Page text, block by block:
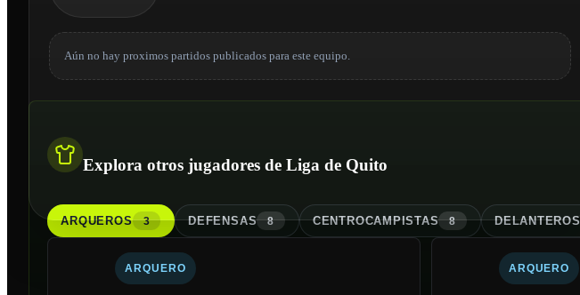
Aún no hay proximos partidos publicados para este equipo.
Explora otros jugadores de Liga de Quito
ARQUEROS 3 DEFENSAS 8 CENTROCAMPISTAS 8 DELANTEROS
ARQUERO ARQUERO